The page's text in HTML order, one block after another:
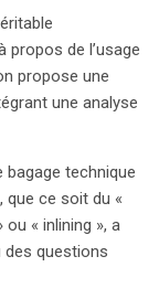
des débats
par une
dernières
les
jurisprudence.
de
deep linking »,
techniques
de l’usage
propose une
une analyse
bagage technique
que ce soit du «
ou « inlining », a
des questions